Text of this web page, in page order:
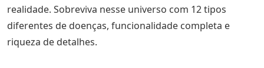
realidade. Sobreviva nesse universo com 12 tipos
diferentes de doenças, funcionalidade completa e
riqueza de detalhes.